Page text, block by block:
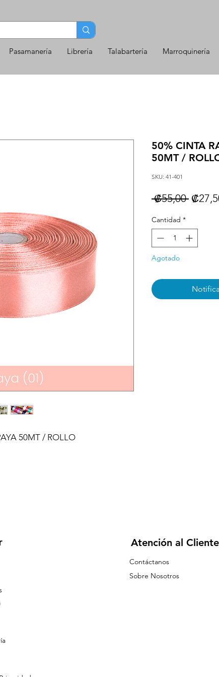
Pasamanería Librería Talabartería Marroquinería
50MT / ROLLO
50% CINTA
50MT /
SKU: 41-401
₡55,00 Precio
Cantidad *
Agotado
Atención al Cliente
Contáctanos
Sobre Nosotros